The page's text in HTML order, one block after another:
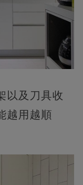
以及刀具收
越用越順